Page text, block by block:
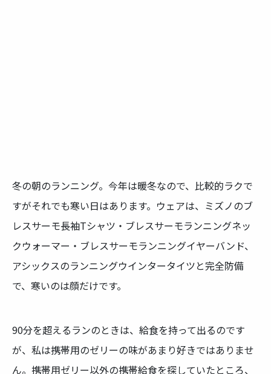
冬の朝のランニング。今年は暖冬なので、比較的ラクで
すがそれでも寒い日はあります。ウェアは、ミズノのブ
レスサーモ長袖Tシャツ・ブレスサーモランニングネッ
クウォーマー・ブレスサーモランニングイヤーバンド、
アシックスのランニングウインタータイツと完全防備
で、寒いのは顔だけです。
90分を超えるランのときは、給食を持って出るのです
が、私は携帯用のゼリーの味があまり好きではありませ
ん。携帯用ゼリー以外の携帯給食を探していたところ、